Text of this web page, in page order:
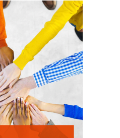
conflits